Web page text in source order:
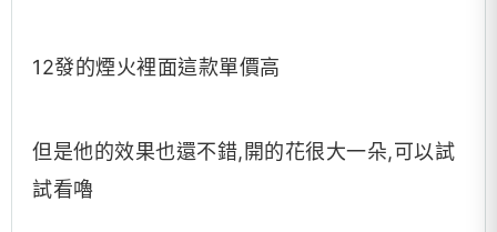
12發的煙火裡面這款單價高
但是他的效果也還不錯,開的花很大一朵,可以試
試看嚕